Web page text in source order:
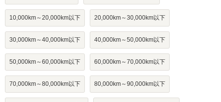
10,000km～20,000km以下 20,000km～30,000km以下
30,000km～40,000km以下 40,000km～50,000km以下
50,000km～60,000km以下 60,000km～70,000km以下
70,000km～80,000km以下 80,000km～90,000km以下